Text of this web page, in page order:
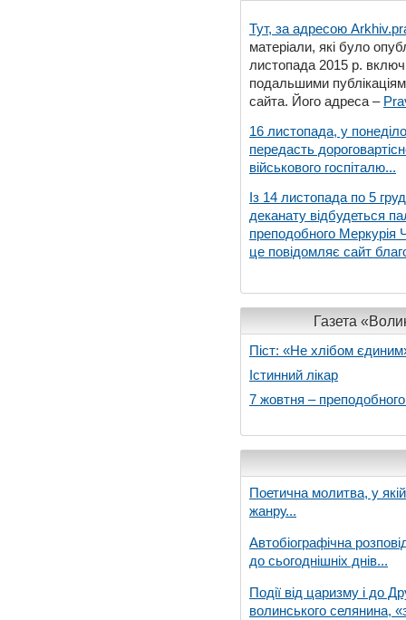
Тут, за адресою
матеріали, які було
листопада 2015 р.
подальшими
сайта. Його адреса –
16 листопада, у
передасть
військового госпіталю...
Із 14 листопада по 5
деканату відбудеться
преподобного Меркурія
це повідомляє сайт
Газета
Піст: «Не хлібом
Істинний лікар
7 жовтня –
Поетична молитва, у
жанру...
Автобіографічна
до сьогоднішніх днів...
Події від царизму і до
волинського селянина,